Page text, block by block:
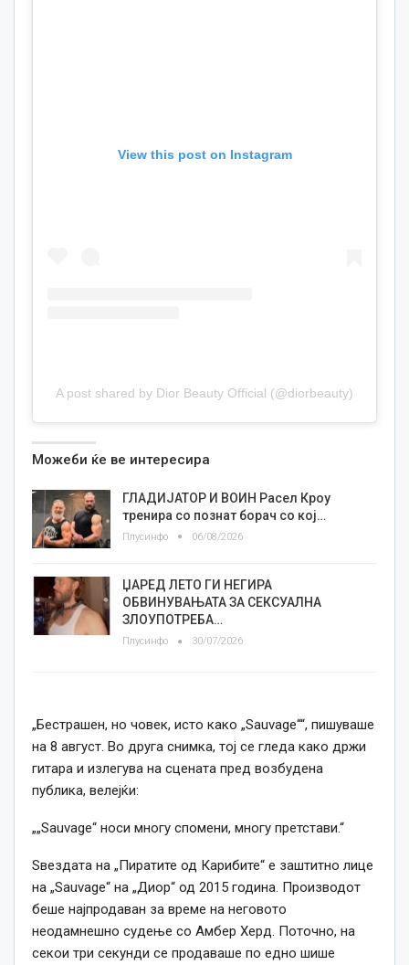
View this post on Instagram
A post shared by Dior Beauty Official (@diorbeauty)
Можеби ќе ве интересира
ГЛАДИЈАТОР И ВОИН Расел Кроу
тренира со познат борач со кој…
Плусинфо 06/08/2026
ЏАРЕД ЛЕТО ГИ НЕГИРА
ОБВИНУВАЊАТА ЗА СЕКСУАЛНА
ЗЛОУПОТРЕБА…
Плусинфо 30/07/2026
„Бестрашен, но човек, исто како „Sauvage““, пишуваше
на 8 август. Во друга снимка, тој се гледа како држи
гитара и излегува на сцената пред возбудена
публика, велејќи:
„„Sauvage“ носи многу спомени, многу претстави.“
Ѕвездата на „Пиратите од Карибите“ е заштитно лице
на „Sauvage“ на „Диор“ од 2015 година. Производот
беше најпродаван за време на неговото
неодамнешно судење со Амбер Херд. Поточно, на
секои три секунди се продаваше по едно шише